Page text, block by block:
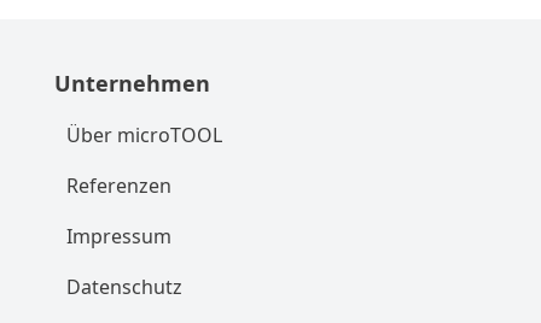
Unternehmen
Über microTOOL
Referenzen
Impressum
Datenschutz